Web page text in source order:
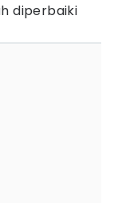
diperbaiki